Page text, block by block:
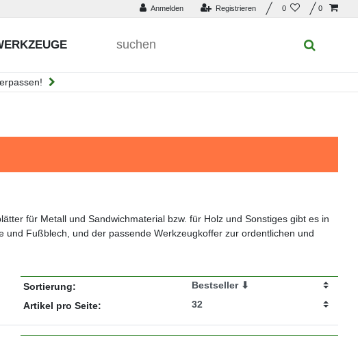
Anmelden Registrieren 0 0
für Metall und Sandwichmaterial bzw. für Holz und Sonstiges gibt es in
Fußblech, und der passende Werkzeugkoffer zur ordentlichen und
Sortierung:
Artikel pro Seite: